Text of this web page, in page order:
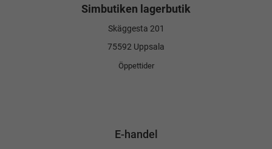
Simbutiken lagerbutik
Skäggesta 201
75592 Uppsala
Öppettider
E-handel